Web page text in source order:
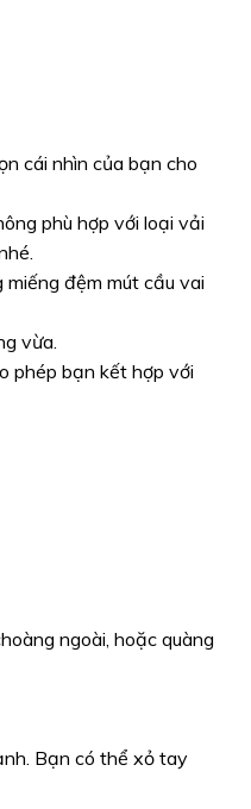
cái nhìn của bạn cho
phù hợp với loại vải
đệm mút cầu vai
vừa.
phép bạn kết hợp với
ngoài, hoặc quàng
Bạn có thể xỏ tay